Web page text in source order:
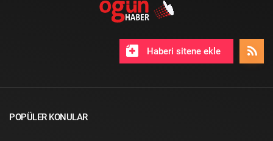
Haberi sitene ekle
POPÜLER KONULAR